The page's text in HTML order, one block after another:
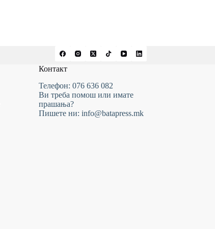
Контакт
Телефон: 076 636 082
Ви треба помош или имате
прашања?
Пишете ни: info@batapress.mk